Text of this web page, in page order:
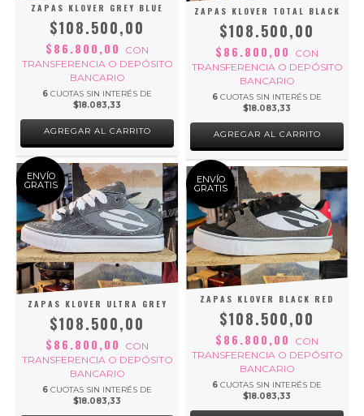
ZAPAS KLOVER GREY BLUE
$108.500,00
$86.800,00
CON
TRANSFERENCIA O DEPÓSITO
BANCARIO
6 CUOTAS SIN INTERÉS DE
$18.083,33
AGREGAR AL CARRITO
ZAPAS KLOVER TOTAL BLACK
$108.500,00
$86.800,00
CON
TRANSFERENCIA O DEPÓSITO
BANCARIO
6 CUOTAS SIN INTERÉS DE
$18.083,33
AGREGAR AL CARRITO
ENVÍO
GRATIS
ZAPAS KLOVER ULTRA GREY
$108.500,00
$86.800,00
CON
TRANSFERENCIA O DEPÓSITO
BANCARIO
6 CUOTAS SIN INTERÉS DE
$18.083,33
ENVÍO
GRATIS
ZAPAS KLOVER BLACK RED
$108.500,00
$86.800,00
CON
TRANSFERENCIA O DEPÓSITO
BANCARIO
6 CUOTAS SIN INTERÉS DE
$18.083,33